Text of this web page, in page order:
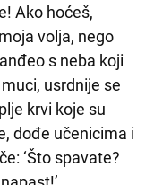
Ako hoćeš,
volja, nego
s neba koji
usrdnije se
krvi koje su
dođe učenicima i
‘Što spavate?